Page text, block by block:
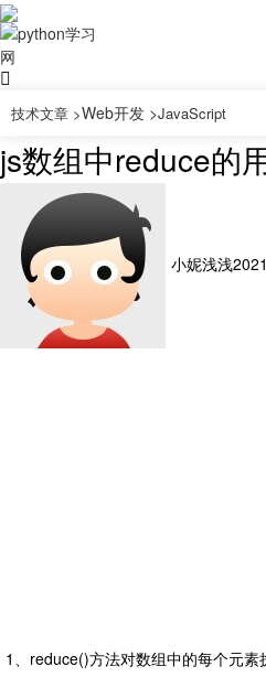
技术文章 >Web开发 >JavaScript
js数组中reduce的
小妮浅浅
1、reduce()方法对数组中的每个元素